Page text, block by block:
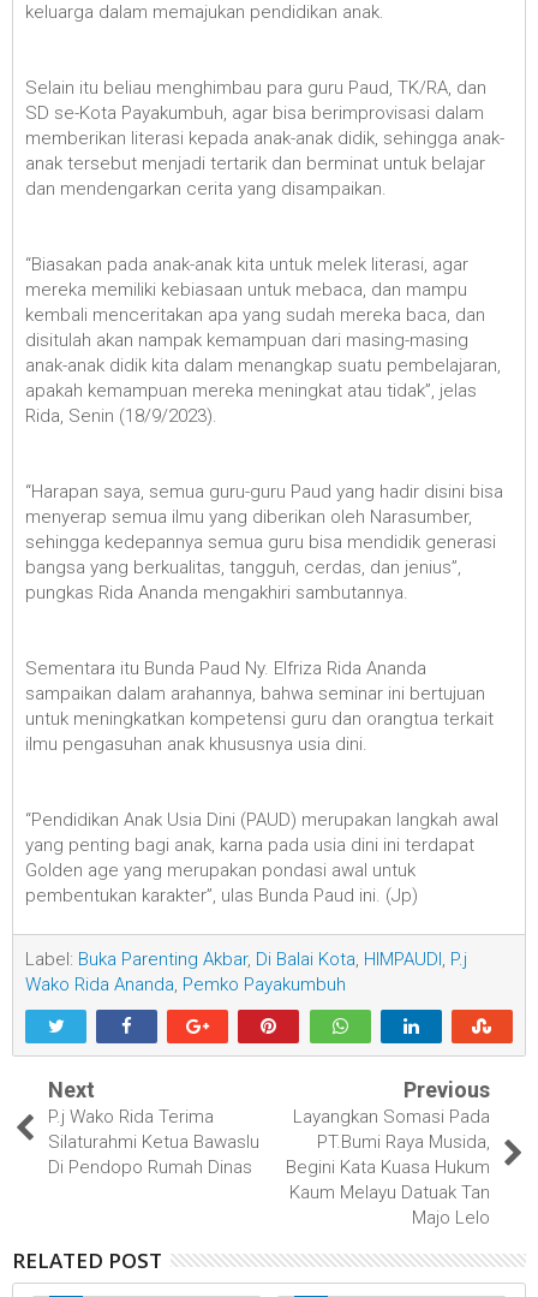
keluarga dalam memajukan pendidikan anak.
Selain itu beliau menghimbau para guru Paud, TK/RA, dan
SD se-Kota Payakumbuh, agar bisa berimprovisasi dalam
memberikan literasi kepada anak-anak didik, sehingga anak-
anak tersebut menjadi tertarik dan berminat untuk belajar
dan mendengarkan cerita yang disampaikan.
“Biasakan pada anak-anak kita untuk melek literasi, agar
mereka memiliki kebiasaan untuk mebaca, dan mampu
kembali menceritakan apa yang sudah mereka baca, dan
disitulah akan nampak kemampuan dari masing-masing
anak-anak didik kita dalam menangkap suatu pembelajaran,
apakah kemampuan mereka meningkat atau tidak”, jelas
Rida, Senin (18/9/2023).
“Harapan saya, semua guru-guru Paud yang hadir disini bisa
menyerap semua ilmu yang diberikan oleh Narasumber,
sehingga kedepannya semua guru bisa mendidik generasi
bangsa yang berkualitas, tangguh, cerdas, dan jenius”,
pungkas Rida Ananda mengakhiri sambutannya.
Sementara itu Bunda Paud Ny. Elfriza Rida Ananda
sampaikan dalam arahannya, bahwa seminar ini bertujuan
untuk meningkatkan kompetensi guru dan orangtua terkait
ilmu pengasuhan anak khususnya usia dini.
“Pendidikan Anak Usia Dini (PAUD) merupakan langkah awal
yang penting bagi anak, karna pada usia dini ini terdapat
Golden age yang merupakan pondasi awal untuk
pembentukan karakter”, ulas Bunda Paud ini. (Jp)
Label: Buka Parenting Akbar, Di Balai Kota HIMPAUDI P.j
Wako Rida Ananda Pemko Payakumbuh
Next
P.j Wako Rida Terima
Silaturahmi Ketua Bawaslu
Di Pendopo Rumah Dinas
Previous
Layangkan Somasi Pada
PT.Bumi Raya Musida,
Begini Kata Kuasa Hukum
Kaum Melayu Datuak Tan
Majo Lelo
RELATED POST